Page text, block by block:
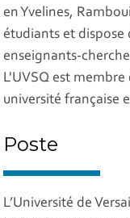
en Yvelines,
étudiants et dispose
enseignants-
L'UVSQ est
université française
Poste
L’Université de